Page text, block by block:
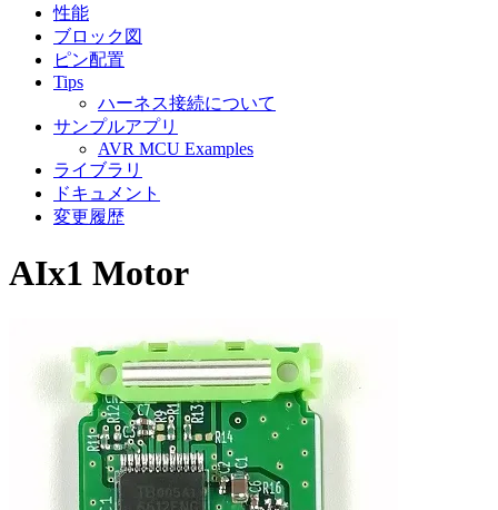
性能
ブロック図
ピン配置
Tips
ハーネス接続について
サンプルアプリ
AVR MCU Examples
ライブラリ
ドキュメント
変更履歴
AIx1 Motor